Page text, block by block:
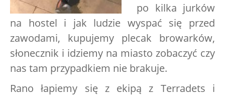
po kilka jurków
na hostel i jak ludzie wyspać się przed
zawodami, kupujemy plecak browarków,
słonecznik i idziemy na miasto zobaczyć czy
nas tam przypadkiem nie brakuje.
Rano łapiemy się z ekipą z Terradets i